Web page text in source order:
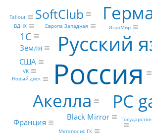
Россия
Русский
Акелла PC
SoftClub
1С
Земля
Франция
США
Black Mirror
Новый диск
Европа Западная ИгроМир
ВДНХ
Мегаполис ГК
VK
Fallout